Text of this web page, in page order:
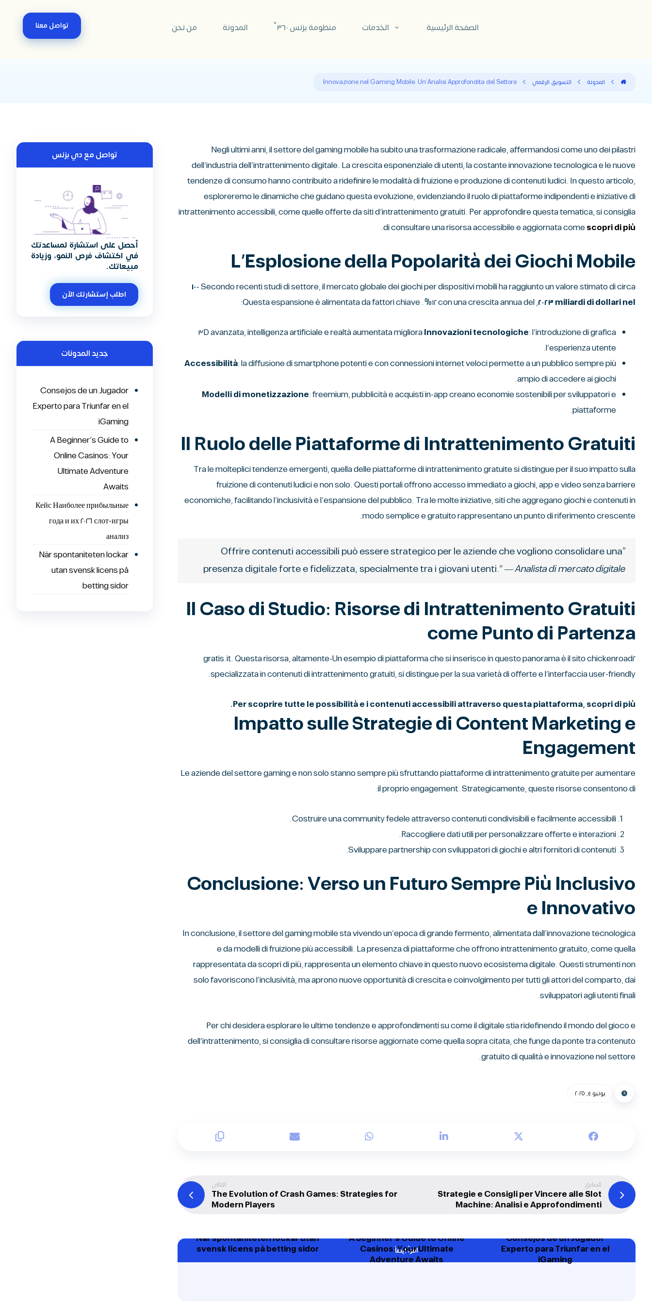
الصفحة الرئيسية الخدمات منظومة بزنس ٣٦٠° المدونة من نحن تواصل معنا
المدونة التسويق الرقمي Innovazione nel Gaming Mobile: Un'Analisi Approfondita del Settore
Negli ultimi anni, il settore del gaming mobile ha subito una trasformazione radicale, affermandosi come uno dei pilastri
dell’industria dell’intrattenimento digitale. La crescita esponenziale di utenti, la costante innovazione tecnologica e le nuove
tendenze di consumo hanno contribuito a ridefinire le modalità di fruizione e produzione di contenuti ludici. In questo articolo,
esploreremo le dinamiche che guidano questa evoluzione, evidenziando il ruolo di piattaforme indipendenti e iniziative di
intrattenimento accessibili, come quelle offerte da siti d’intrattenimento gratuiti. Per approfondire questa tematica, si consiglia
di consultare una risorsa accessibile e aggiornata comescopri di più
.
L’Esplosione della Popolarità dei Giochi Mobile
Secondo recenti studi di settore, il mercato globale dei giochi per dispositivi mobili ha raggiunto un valore stimato di circa١٠٠
miliardi di dollari nel ٢٠٢٣
, con una crescita annua del ١٢%. Questa espansione è alimentata da fattori chiave:
Innovazioni tecnologiche: l’introduzione di grafica ٣D avanzata, intelligenza artificiale e realtà aumentata migliora
l’esperienza utente.
Accessibilità: la diffusione di smartphone potenti e con connessioni internet veloci permette a un pubblico sempre più
ampio di accedere ai giochi.
Modelli di monetizzazione: freemium, pubblicità e acquisti in-app creano economie sostenibili per sviluppatori e
piattaforme.
Il Ruolo delle Piattaforme di Intrattenimento Gratuiti
Tra le molteplici tendenze emergenti, quella delle piattaforme di intrattenimento gratuite si distingue per il suo impatto sulla
fruizione di contenuti ludici e non solo. Questi portali offrono accesso immediato a giochi, app e video senza barriere
economiche, facilitando l’inclusività e l’espansione del pubblico. Tra le molte iniziative, siti che aggregano giochi e contenuti in
modo semplice e gratuito rappresentano un punto di riferimento crescente.
“Offrire contenuti accessibili può essere strategico per le aziende che vogliono consolidare una
presenza digitale forte e fidelizzata, specialmente tra i giovani utenti.” —Analista di mercato digitale
Il Caso di Studio: Risorse di Intrattenimento Gratuiti
come Punto di Partenza
Un esempio di piattaforma che si inserisce in questo panorama è il sito chickenroad٢-gratis.it. Questa risorsa, altamente
specializzata in contenuti di intrattenimento gratuiti, si distingue per la sua varietà di offerte e l’interfaccia user-friendly.
Per scoprire tutte le possibilità e i contenuti accessibili attraverso questa piattaforma, scopri di più.
Impatto sulle Strategie di Content Marketing e
Engagement
Le aziende del settore gaming e non solo stanno sempre più sfruttando piattaforme di intrattenimento gratuite per aumentare
il proprio engagement. Strategicamente, queste risorse consentono di:
Costruire una community fedele attraverso contenuti condivisibili e facilmente accessibili.
Raccogliere dati utili per personalizzare offerte e interazioni.
Sviluppare partnership con sviluppatori di giochi e altri fornitori di contenuti.
Conclusione: Verso un Futuro Sempre Più Inclusivo
e Innovativo
In conclusione, il settore del gaming mobile sta vivendo un’epoca di grande fermento, alimentata dall’innovazione tecnologica
e da modelli di fruizione più accessibili. La presenza di piattaforme che offrono intrattenimento gratuito, come quella
rappresentata da scopri di più, rappresenta un elemento chiave in questo nuovo ecosistema digitale. Questi strumenti non
solo favoriscono l’inclusività, ma aprono nuove opportunità di crescita e coinvolgimento per tutti gli attori del comparto, dai
sviluppatori agli utenti finali.
Per chi desidera esplorare le ultime tendenze e approfondimenti su come il digitale stia ridefinendo il mondo del gioco e
dell’intrattenimento, si consiglia di consultare risorse aggiornate come quella sopra citata, che funge da ponte tra contenuto
gratuito di qualità e innovazione nel settore.
يونيو ٤, ٢٠٢٥
السابق
Strategie e Consigli per Vincere alle Slot
Machine: Analisi e Approfondimenti
التالي
The Evolution of Crash Games: Strategies for
Modern Players
اقرأ ايضاً
Consejos de un Jugador
Experto para Triunfar en el
iGaming
A Beginner’s Guide to Online
Casinos: Your Ultimate
Adventure Awaits
När spontaniteten lockar utan
svensk licens på betting sidor
تواصل مع دي بزنس
أحصل على استشارة لمساعدتك
في اكتشاف فرص النمو، وزيادة
مبيعاتك.
اطلب إستشارتك الآن
جديد المدونات
Consejos de un Jugador
Experto para Triunfar en el
iGaming
A Beginner’s Guide to
Online Casinos: Your
Ultimate Adventure
Awaits
Кейс Наиболее прибыльные
слот-игры ٢٠٢٦ года и их
анализ
När spontaniteten lockar
utan svensk licens på
betting sidor